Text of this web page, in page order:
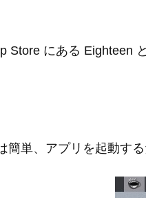
Store にある Eighteen
簡単、アプリを起動す